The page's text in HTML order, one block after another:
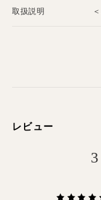
取扱説明 ＜
レビュー
3